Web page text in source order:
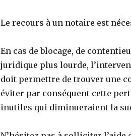
Le recours à un notaire est
En cas de blocage, de
juridique plus lourde,
doit permettre de trouver une
éviter par conséquent cette
inutiles qui diminueraient la